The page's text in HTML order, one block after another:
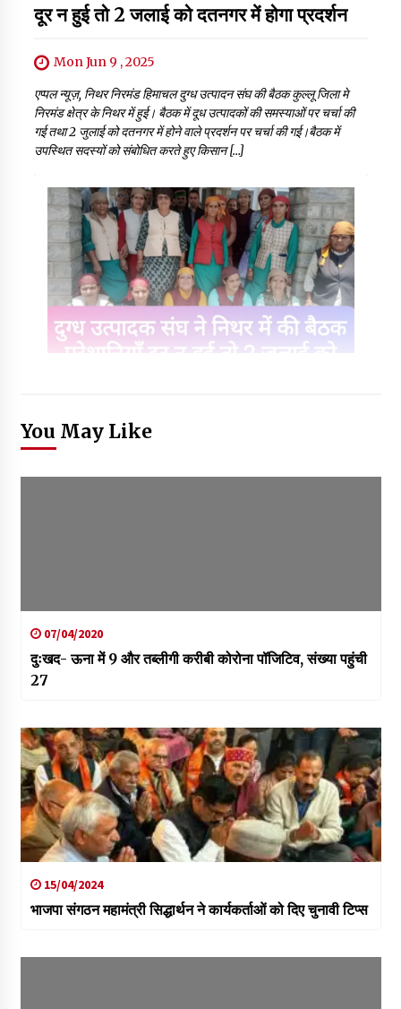
दूर न हुई तो 2 जलाई को दतनगर में होगा प्रदर्शन
Mon Jun 9 , 2025
एप्पल न्यूज़, निथर निरमंड हिमाचल दुग्ध उत्पादन संघ की बैठक कुल्लू जिला मे
निरमंड क्षेत्र के निथर में हुई। बैठक में दूध उत्पादकों की समस्याओं पर चर्चा की
गई तथा 2 जुलाई को दतनगर में होने वाले प्रदर्शन पर चर्चा की गई।बैठक में
उपस्थित सदस्यों को संबोधित करते हुए किसान […]
You May Like
07/04/2020
दुःखद- ऊना में 9 और तब्लीगी करीबी कोरोना पॉजिटिव, संख्या पहुंची
27
15/04/2024
भाजपा संगठन महामंत्री सिद्धार्थन ने कार्यकर्ताओं को दिए चुनावी टिप्स